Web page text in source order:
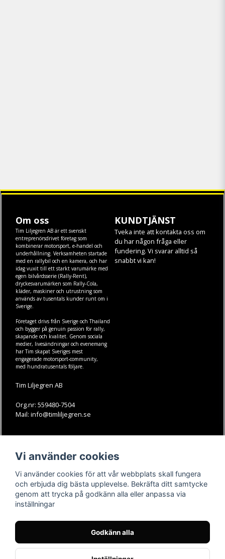
Om oss
Tim Liljegren AB är ett svenskt
entreprenörsdrivet företag som
kombinerar motorsport, e-handel och
underhållning. Verksamheten startade
med en rallybil och en kamera, och har
idag vuxit till ett starkt varumärke med
egen bilvårdsserie (Rally-Rent),
dryckesvarumärken som Rally-Cola,
kläder, maskineroch utrustning som
används av tusentals kunder runt om i
Sverige.
Företaget drivs från Sverige och Thailand
och bygger på genuin passion för rally,
skapande och kvalitet. Genom sociala
medier, livesändningar och evenemang
har Tim skapat Sveriges mest
engagerade motorsport-community,
med hundratusentals följare.
Tim Liljegren AB
Org.nr: 559480-7504
Mail: info@timliljegren.se
KUNDTJÄNST
Tveka inte att kontakta oss om
du har någon fråga eller
fundering. Vi svarar alltid så
snabbt vi kan!
Köpvillkor
Kontakt
Youtube-videos
Instagram
Youtube
TikTok
Vi använder cookies
Vi använder cookies för att vår webbplats skall fungera
och erbjuda dig bästa upplevelse. Bekräfta ditt samtycke
genom att trycka på godkänn alla eller anpassa via
inställningar
Godkänn alla